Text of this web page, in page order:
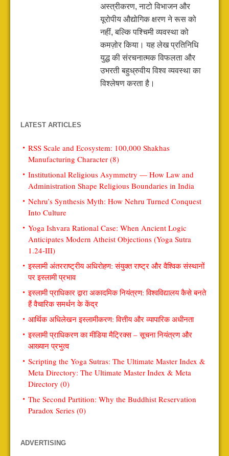
अस्त्रीकरण, नाटो विभाजन और
यूरोपीय औद्योगिक क्षरण ने रूस को
नहीं, बल्कि पश्चिमी व्यवस्था को
कमज़ोर किया। यह लेख प्रतिनिधि
युद्ध की संरचनात्मक विफलता और
उभरती बहुध्रुवीय विश्व व्यवस्था का
विश्लेषण करता है।
LATEST ARTICLES
RSS Scale and Ecosystem: 100,000 Shakhas
Manufacturing Character (8)
Institutional Religious Asymmetry — How Law and
Administration Shape Religious Boundaries in India
Nehru’s Synthesis Myth: How Nehru Turned Conquest
Into Culture
Yoga Ishvara Rational Case: When Ancient Logic
Anticipates Modern Atheist Objections (Yoga Sutra
1.24-III)
इस्लामी अंतरराष्ट्रीय अधिरोहण: संयुक्त राष्ट्र और वैश्विक संस्थानों
पर इस्लामी प्रभाव
इस्लामी प्राधिकार द्वारा अकादमिक नियंत्रण: विश्वविद्यालय कैसे बनते
हैं वैचारिक समर्थन के केंद्र
आर्थिक अधिलेखन इस्लामीकरण: वित्तीय और व्यापारिक अधीनता
इस्लामी प्राधिकरण का मीडिया मैट्रिक्स – सूचना नियंत्रण और
आख्यान प्रभुत्व
Scripting the Yoga Sutras: The Ultimate Master Index &
Meta Directory: The Ultimate Master Index & Meta
Directory (0)
The Second Partition: Why the Buddhist Reservation
Paradox Series (0)
ADVERTISING